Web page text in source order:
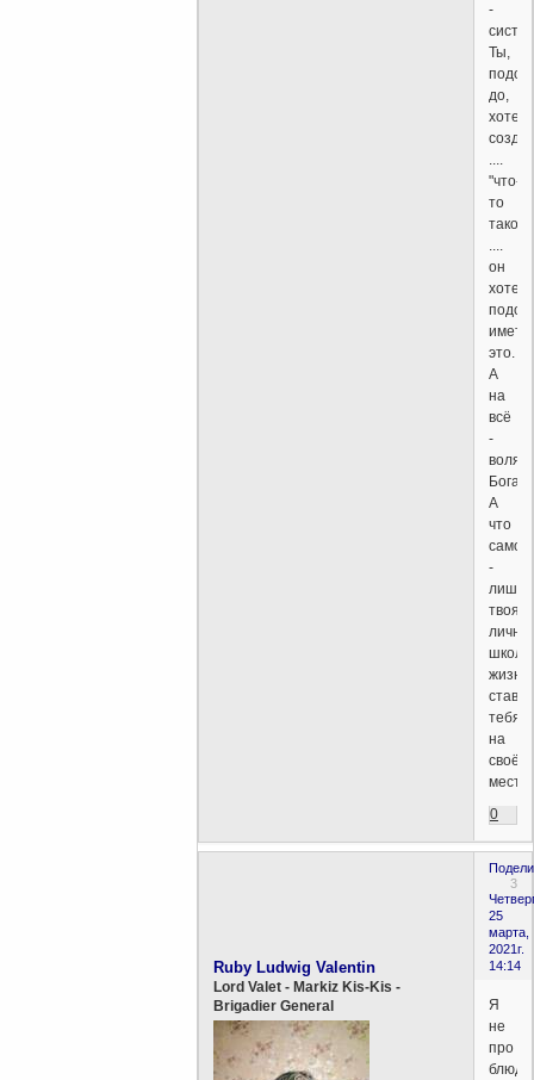
-
Ты,
до,
хотел
"что-
то
такое"
он
хотел,
иметь
это.
А
на
всё
-
воля
Бога.
А
что
-
лишь
твоя
школа
жизни,
тебя
на
своё
место.
0
3
25
марта,
2021г.
14:14
Ruby Ludwig Valentin
Lord Valet - Markiz Kis-Kis -
Brigadier General
Я
не
про
блюдо,